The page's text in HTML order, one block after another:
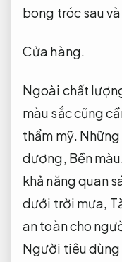
bong tróc sau
Cửa hàng.
Ngoài chất
màu sắc cũng
thẩm mỹ.
dương, Bền
khả năng quan
dưới trời mưa,
an toàn cho
Người tiêu dùng